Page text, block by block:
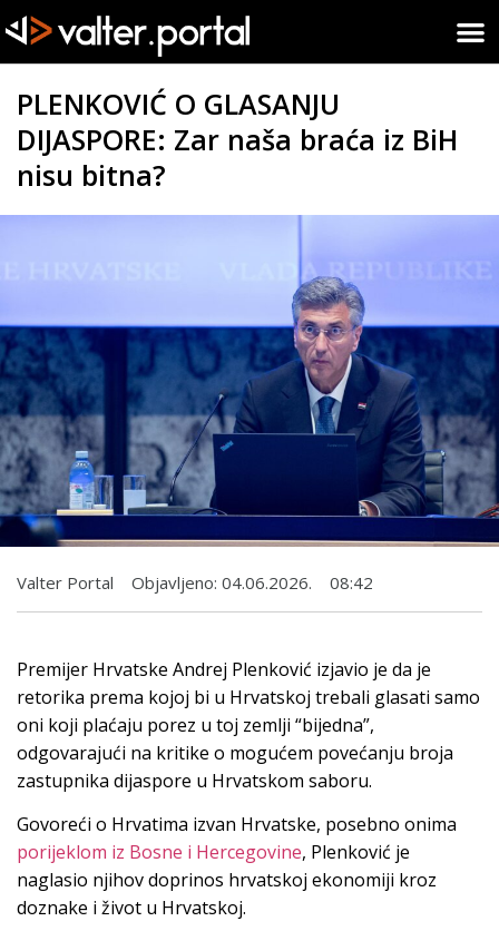
PLENKOVIĆ O GLASANJU
DIJASPORE: Zar naša braća iz BiH
nisu bitna?
Valter Portal Objavljeno: 04.06.2026. 08:42
Premijer Hrvatske Andrej Plenković izjavio je da je
retorika prema kojoj bi u Hrvatskoj trebali glasati samo
oni koji plaćaju porez u toj zemlji “bijedna”,
odgovarajući na kritike o mogućem povećanju broja
zastupnika dijaspore u Hrvatskom saboru.
Govoreći o Hrvatima izvan Hrvatske, posebno onima
porijeklom iz Bosne i Hercegovine, Plenković je
naglasio njihov doprinos hrvatskoj ekonomiji kroz
doznake i život u Hrvatskoj.